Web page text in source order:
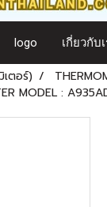
logo เกี่ยวกับ
ตอร์)
MODEL :